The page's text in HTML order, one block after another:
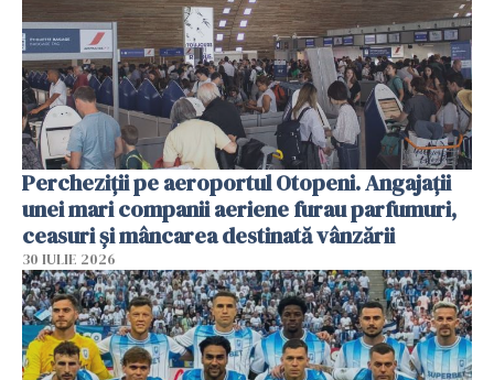
Percheziții pe aeroportul Otopeni. Angajații
unei mari companii aeriene furau parfumuri,
ceasuri și mâncarea destinată vânzării
30 IULIE 2026